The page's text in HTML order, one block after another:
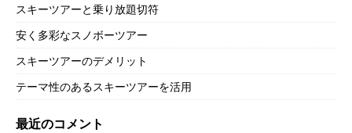
スキーツアーと乗り放題切符
安く多彩なスノボーツアー
スキーツアーのデメリット
テーマ性のあるスキーツアーを活用
最近のコメント